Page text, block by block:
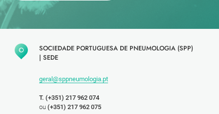
SOCIEDADE PORTUGUESA DE PNEUMOLOGIA (SPP)
| SEDE
geral@sppneumologia.pt
T. (+351) 217 962 074
ou (+351) 217 962 075